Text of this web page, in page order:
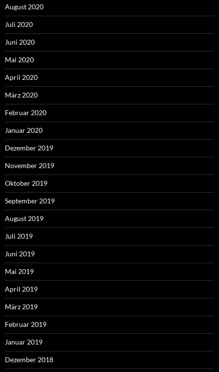
August 2020
Juli 2020
Juni 2020
Mai 2020
April 2020
März 2020
Februar 2020
Januar 2020
Dezember 2019
November 2019
Oktober 2019
September 2019
August 2019
Juli 2019
Juni 2019
Mai 2019
April 2019
März 2019
Februar 2019
Januar 2019
Dezember 2018